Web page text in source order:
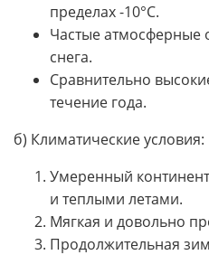
пределах -10°C.
Частые атмосферные
снега.
Сравнительно
течение года.
б) Климатические условия:
Умеренный
и теплыми летами.
Мягкая и довольно
Продолжительная